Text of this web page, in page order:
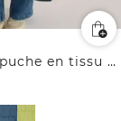
Veste à capuche en tissu Scuba et matières mélangées